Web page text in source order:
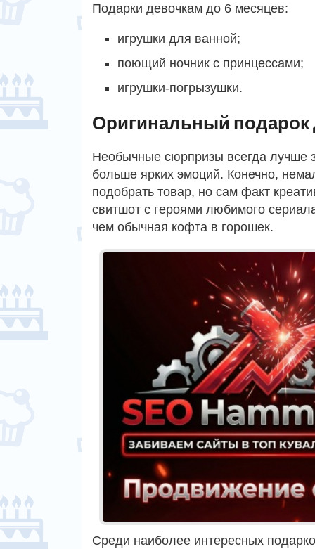
Подарки девочкам до 6 месяцев:
игрушки для ванной;
поющий ночник с принцессами;
игрушки-погрызушки.
Оригинальный подарок
Необычные сюрпризы всегда лучше
больше ярких эмоций. Конечно,
подобрать товар, но сам факт
свитшот с героями любимого
чем обычная кофта в горошек.
Среди наиболее интересных